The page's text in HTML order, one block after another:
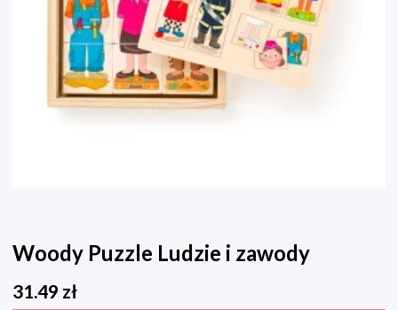
Woody Puzzle Ludzie i zawody
31.49 zł